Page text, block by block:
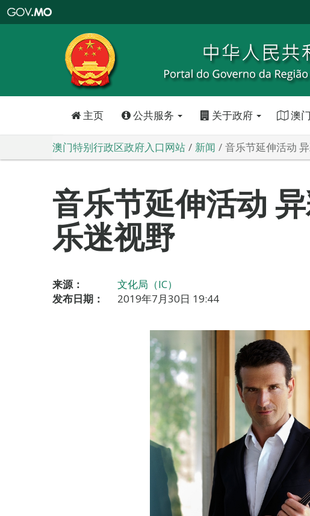
特
政
区
政
口
主页 公共服务 关于政府 澳
澳门特别行政区政府入口网站 新闻 音乐节延伸活动
音乐节延伸活动
乐迷视野
来源：
文化局（IC）
发布日期：
2019年7月30日 19:44